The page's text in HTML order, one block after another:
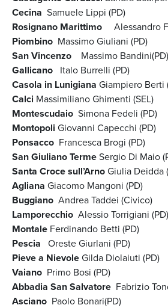
Cecina Samuele Lippi (PD)
Rosignano Marittimo Alessandro
Piombino Massimo Giuliani (PD)
San Vincenzo Massimo Bandini(PD)
Gallicano Italo Burrelli (PD)
Casola in Lunigiana Giampiero Berti
Calci Massimiliano Ghimenti (SEL)
Montescudaio Simona Fedeli (PD)
Montopoli Giovanni Capecchi (PD)
Ponsacco Francesca Brogi (PD)
San Giuliano TermeSergio Di Maio
Santa Croce sull’ArnoGiulia Deidda
Agliana Giacomo Mangoni (PD)
Buggiano Andrea Taddei (Civico)
Lamporecchio Alessio Torrigiani (PD)
Montale Ferdinando Betti (PD)
Pescia Oreste Giurlani (PD)
Pieve a NievoleGilda Diolaiuti (PD)
Vaiano Primo Bosi (PD)
Abbadia San Salvatore Fabrizio
Asciano Paolo Bonari(PD)